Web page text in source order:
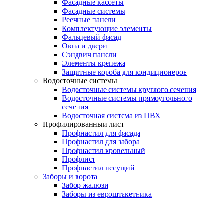
Фасадные кассеты
Фасадные системы
Реечные панели
Комплектующие элементы
Фальцевый фасад
Окна и двери
Сэндвич панели
Элементы крепежа
Защитные короба для кондиционеров
Водосточные системы
Водосточные системы круглого сечения
Водосточные системы прямоугольного
сечения
Водосточная система из ПВХ
Профилированный лист
Профнастил для фасада
Профнастил для забора
Профнастил кровельный
Профлист
Профнастил несущий
Заборы и ворота
Забор жалюзи
Заборы из евроштакетника